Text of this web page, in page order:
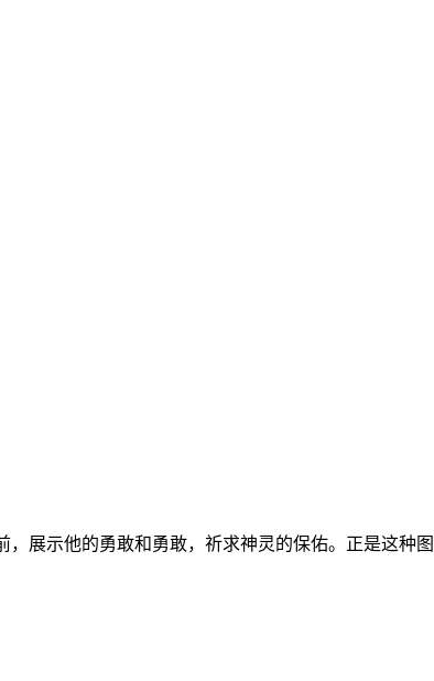
示他的勇敢和勇敢，祈求神灵的保佑。正是这种